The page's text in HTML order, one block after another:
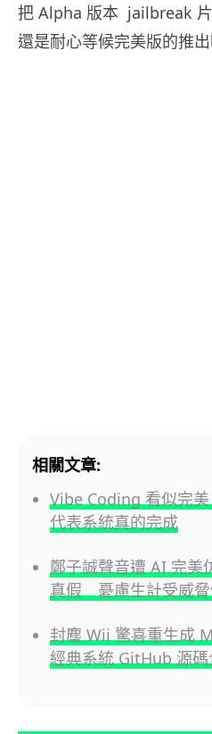
把 Alpha 版本 jailbreak
還是耐心等候完美版的推
相關文章:
Vibe Coding 看似完
代表系統真的完成
鄭子誠聲音遭 AI 完
真假 憂慮生計受威脅
封塵 Wii 驚喜重生成
經典系統 GitHub 源